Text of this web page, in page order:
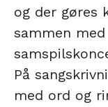
og der gøres
sammen
På
med ord og